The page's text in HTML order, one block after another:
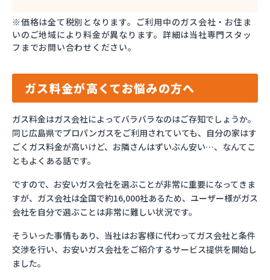
※価格は全て税別となります。ご利用中のガス会社・お住ま
いのご地域により料金が異なります。詳細は当社専門スタッ
フまでお問い合わせください。
ガス料金が高くてお悩みの方へ
ガス料金はガス会社によってバラバラなのはご存知でしょうか。
同じ広島県でプロパンガスをご利用されていても、自分の家はす
ごくガス料金が高いけど、お隣さんはずいぶん安い…、なんてこ
ともよくある話です。
ですので、お安いガス会社を選ぶことが非常に重要になってきま
すが、ガス会社は全国で約16,000社あるため、ユーザー様がガス
会社を自分で選ぶことは非常に難しい状況です。
そういった事情もあり、当社はお客様に代わってガス会社と条件
交渉を行い、お安いガス会社をご紹介するサービス提供を開始し
ました。